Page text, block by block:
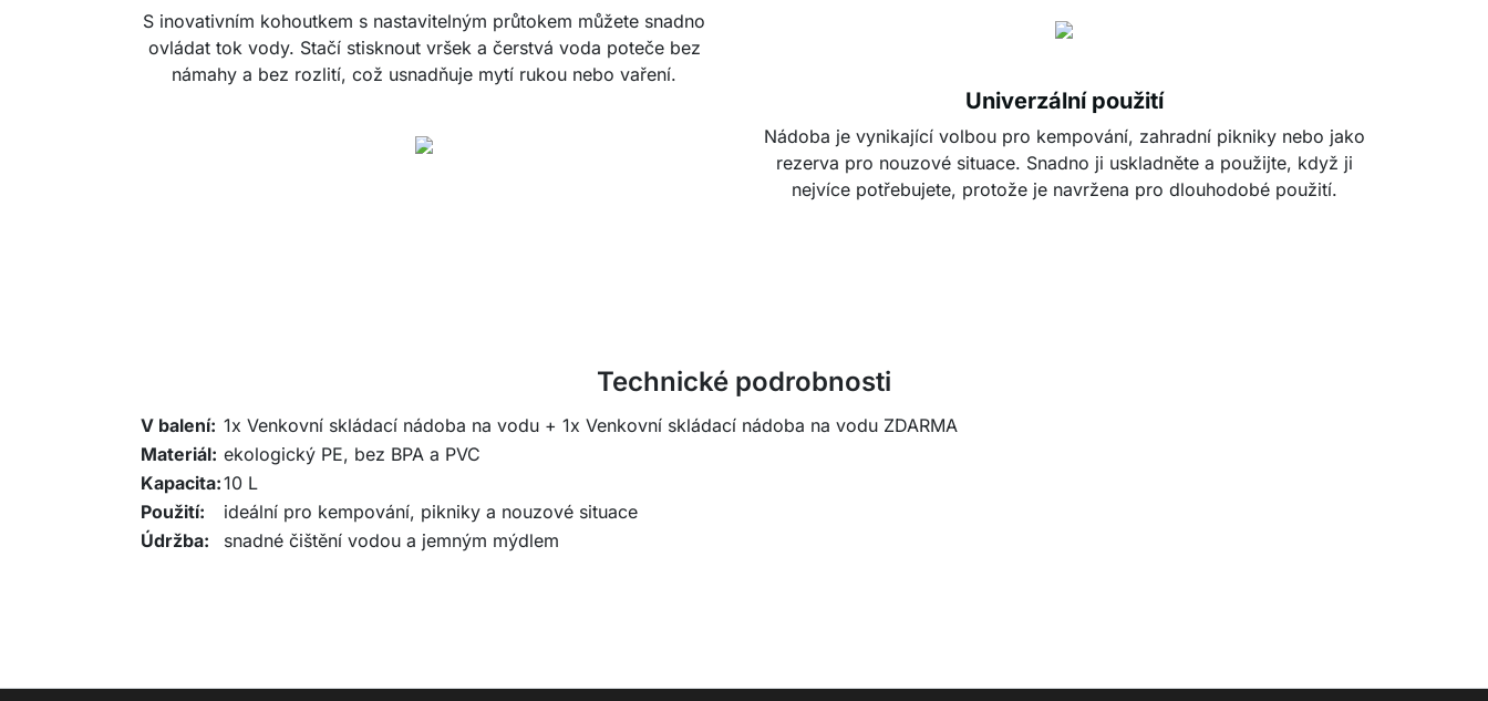
S inovativním kohoutkem s nastavitelným průtokem můžete snadno
ovládat tok vody. Stačí stisknout vršek a čerstvá voda poteče bez
námahy a bez rozlití, což usnadňuje mytí rukou nebo vaření.
Univerzální použití
Nádoba je vynikající volbou pro kempování, zahradní pikniky nebo jako
rezerva pro nouzové situace. Snadno ji uskladněte a použijte, když ji
nejvíce potřebujete, protože je navržena pro dlouhodobé použití.
Technické podrobnosti
V balení: 1x Venkovní skládací nádoba na vodu + 1x Venkovní skládací nádoba na vodu ZDARMA
Materiál: ekologický PE, bez BPA a PVC
Kapacita:10 L
Použití:
ideální pro kempování, pikniky a nouzové situace
Údržba:
snadné čištění vodou a jemným mýdlem